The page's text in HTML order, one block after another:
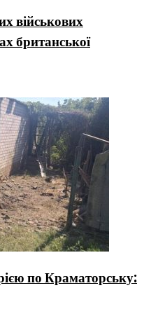
військових
британської
по Краматорську: